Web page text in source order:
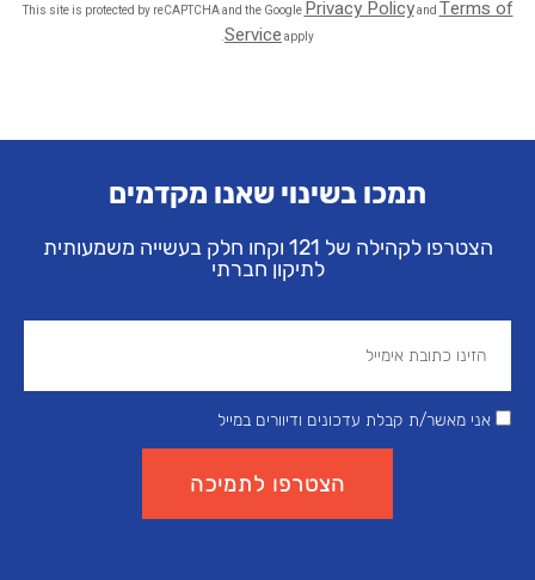
תמכו בשינוי שאנו מקדמים
הצטרפו לקהילה של 121 וקחו חלק בעשייה משמעותית
לתיקון חברתי
אני מאשר/ת קבלת עדכונים ודיוורים במייל
הצטרפו לתמיכה